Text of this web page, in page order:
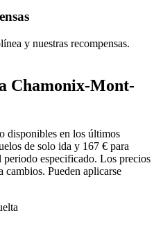
y nuestras recompensas.
Chamonix-Mont-
disponibles en los últimos
de solo ida y 167 € para
especificado. Los precios
cambios. Pueden aplicarse